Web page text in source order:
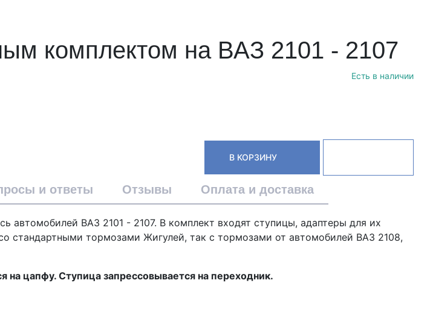
комплектом на ВАЗ 2101 - 2107
Есть в наличии
В КОРЗИНУ
и ответы Отзывы Оплата и доставка
автомобилей ВАЗ 2101 - 2107. В комплект входят ступицы, адаптеры для их
стандартными тормозами Жигулей, так с тормозами от автомобилей ВАЗ 2108,
цапфу. Ступица запрессовывается на переходник.